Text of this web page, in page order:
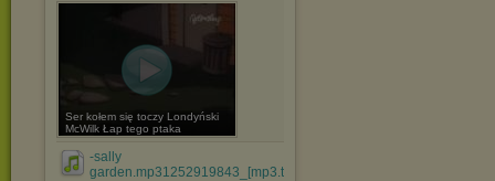
Ser kołem się toczy Londyński
McWilk Łap tego ptaka
-sally
garden.mp31252919843_[mp3.teledyski.info].mp3